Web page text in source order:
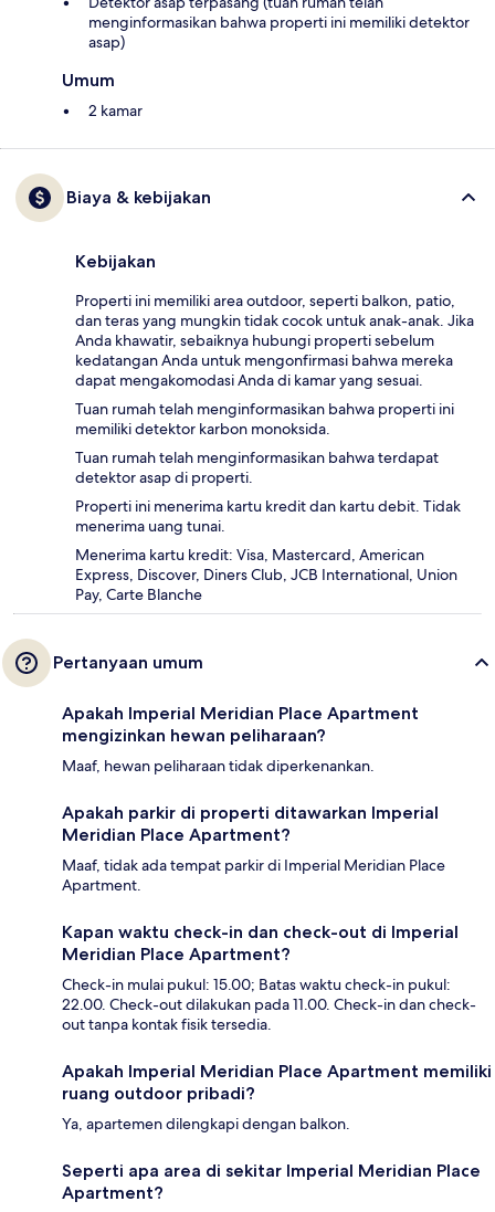
menginformasikan bahwa properti ini memiliki detektor
asap)
Umum
2 kamar
Biaya & kebijakan
Kebijakan
Properti ini memiliki area outdoor, seperti balkon, patio,
dan teras yang mungkin tidak cocok untuk anak-anak. Jika
Anda khawatir, sebaiknya hubungi properti sebelum
kedatangan Anda untuk mengonfirmasi bahwa mereka
dapat mengakomodasi Anda di kamar yang sesuai.
Tuan rumah telah menginformasikan bahwa properti ini
memiliki detektor karbon monoksida.
Tuan rumah telah menginformasikan bahwa terdapat
detektor asap di properti.
Properti ini menerima kartu kredit dan kartu debit. Tidak
menerima uang tunai.
Menerima kartu kredit: Visa, Mastercard, American
Express, Discover, Diners Club, JCB International, Union
Pay, Carte Blanche
Pertanyaan umum
Apakah Imperial Meridian Place Apartment
mengizinkan hewan peliharaan?
Maaf, hewan peliharaan tidak diperkenankan.
Apakah parkir di properti ditawarkan Imperial
Meridian Place Apartment?
Maaf, tidak ada tempat parkir di Imperial Meridian Place
Apartment.
Kapan waktu check-in dan check-out di Imperial
Meridian Place Apartment?
Check-in mulai pukul: 15.00; Batas waktu check-in pukul:
22.00. Check-out dilakukan pada 11.00. Check-in dan check-
out tanpa kontak fisik tersedia.
Apakah Imperial Meridian Place Apartment memiliki
ruang outdoor pribadi?
Ya, apartemen dilengkapi dengan balkon.
Seperti apa area di sekitar Imperial Meridian Place
Apartment?